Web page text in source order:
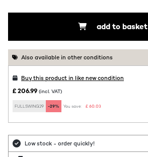
add to basket
Also available in other conditions
Buy this product in like new condition
£ 206.99 (incl. VAT)
FULLSWING29 -29% You save: £ 60.03
Low stock - order quickly!